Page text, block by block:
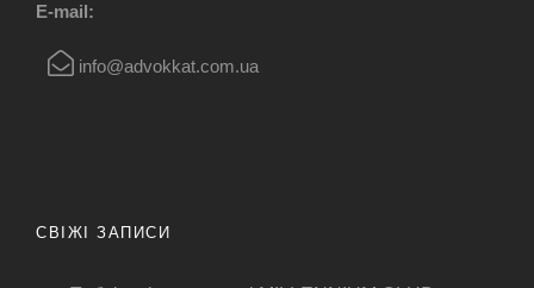
E-mail:
info@advokkat.com.ua
СВІЖІ ЗАПИСИ